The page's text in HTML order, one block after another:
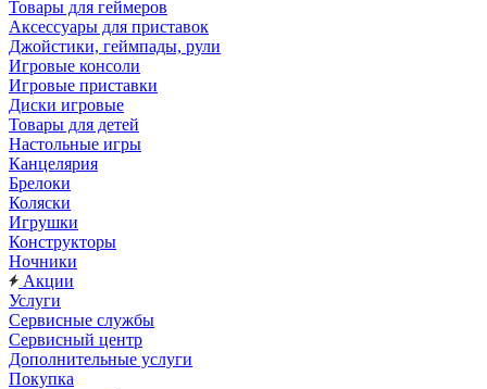
Товары для геймеров
Аксессуары для приставок
Джойстики, геймпады, рули
Игровые консоли
Игровые приставки
Диски игровые
Товары для детей
Настольные игры
Канцелярия
Брелоки
Коляски
Игрушки
Конструкторы
Ночники
Акции
Услуги
Сервисные службы
Сервисный центр
Дополнительные услуги
Покупка